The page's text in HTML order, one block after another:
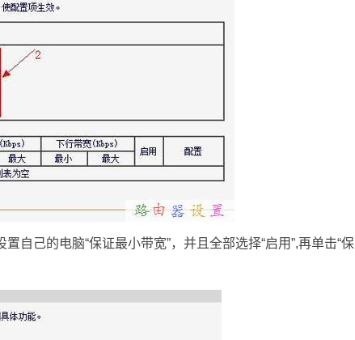
自己的电脑“保证最小带宽”，并且全部选择“启用”,再单击“保